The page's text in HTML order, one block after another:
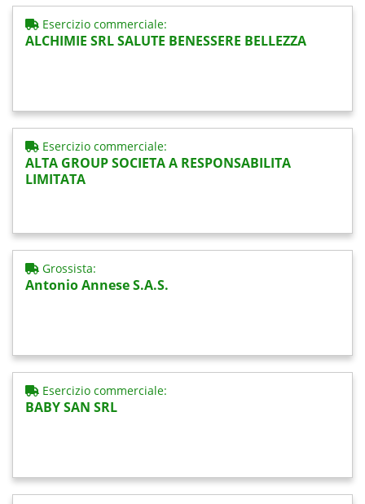
Esercizio commerciale:
ALCHIMIE SRL SALUTE BENESSERE BELLEZZA
Esercizio commerciale:
ALTA GROUP SOCIETA A RESPONSABILITA
LIMITATA
Grossista:
Antonio Annese S.A.S.
Esercizio commerciale:
BABY SAN SRL